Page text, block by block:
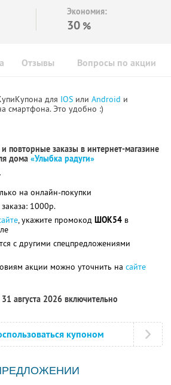
Экономия:
30 %
Отзывы Вопросы по акции
для IOS или Android и
смартфона. Это удобно :)
повторные заказы в интернет-магазине
дома «Улыбка радуги»
на онлайн-покупки
1000р.
, укажите промокод ШОК54 в
с другими спецпредложениями
акции можно уточнить на сайте
августа 2026 включительно
купоном